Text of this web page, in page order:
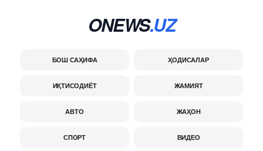
ONEWS.UZ
БОШ САҲИФА ҲОДИСАЛАР
ИҚТИСОДИЁТ ЖАМИЯТ
АВТО ЖАҲОН
СПОРТ ВИДЕО